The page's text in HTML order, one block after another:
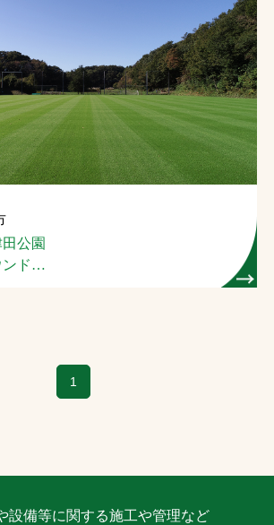
公園
ンド
1
設備等に関する施工や管理など